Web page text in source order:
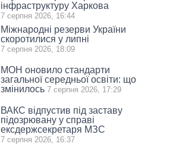
інфраструктуру Харкова
7 серпня 2026, 16:44
Міжнародні резерви України
скоротилися у липні
7 серпня 2026, 18:09
МОН оновило стандарти
загальної середньої освіти: що
змінилось 7 серпня 2026, 17:29
ВАКС відпустив під заставу
підозрювану у справі
ексдержсекретаря МЗС
7 серпня 2026, 16:37